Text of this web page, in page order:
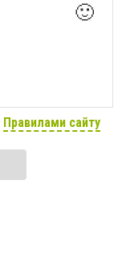
🙂
Правилами сайту